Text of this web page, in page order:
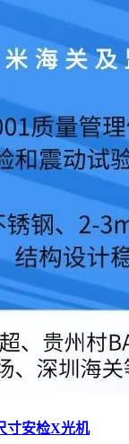
寸安检X光机